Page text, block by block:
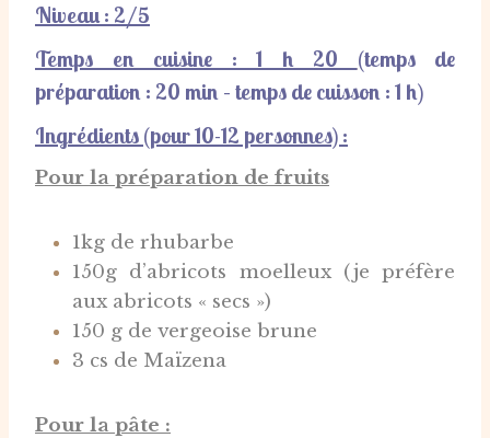
Niveau : 2/5
Temps en cuisine : 1 h 20 (temps de
préparation : 20 min – temps de cuisson : 1 h)
Ingrédients (pour 10-12 personnes) :
Pour la préparation de fruits
1kg de rhubarbe
150g d’abricots moelleux (je préfère
aux abricots « secs »)
150 g de vergeoise brune
3 cs de Maïzena
Pour la pâte :